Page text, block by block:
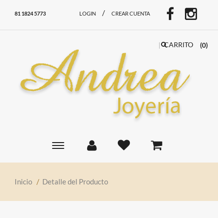
81 1824 5773 LOGIN / CREAR CUENTA
Toggle
CARRITO (0)
Inicio / Detalle del Producto